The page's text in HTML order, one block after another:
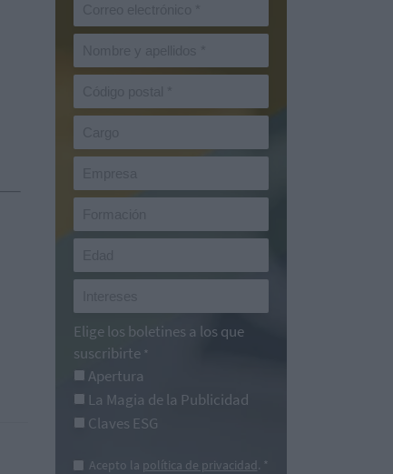
Elige los boletines a los que
suscribirte *
Apertura
La Magia de la Publicidad
Claves ESG
Acepto la política de privacidad. *